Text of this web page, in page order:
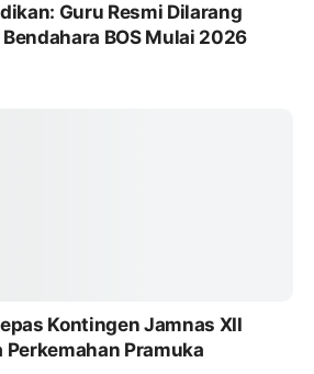
Guru Resmi Dilarang
BOS Mulai 2026
Kontingen Jamnas XII
Pramuka